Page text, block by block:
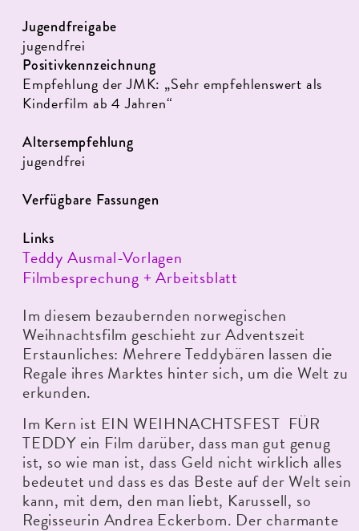
Jugendfreigabe
jugendfrei
Positivkennzeichnung
Empfehlung der JMK: „Sehr empfehlenswert als
Kinderfilm ab 4 Jahren“
Altersempfehlung
jugendfrei
Verfügbare Fassungen
Links
Teddy Ausmal-Vorlagen
Filmbesprechung + Arbeitsblatt
Im diesem bezaubernden norwegischen
Weihnachtsfilm geschieht zur Adventszeit
Erstaunliches: Mehrere Teddybären lassen die
Regale ihres Marktes hinter sich, um die Welt zu
erkunden.
Im Kern ist EIN WEIHNACHTSFEST FÜR
TEDDY ein Film darüber, dass man gut genug
ist, so wie man ist, dass Geld nicht wirklich alles
bedeutet und dass es das Beste auf der Welt sein
kann, mit dem, den man liebt, Karussell, so
Regisseurin Andrea Eckerbom. Der charmante